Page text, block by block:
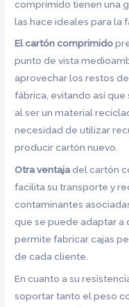
comprimido tienen una
las hace ideales para la
El cartón comprimido
punto de vista
aprovechar los restos
fábrica, evitando así que
al ser un material
necesidad de utilizar
producir cartón nuevo.
Otra ventajadel cartón
facilita su transporte y
contaminantes
que se puede adaptar a
permite fabricar cajas
de cada cliente.
En cuanto a su
soportar tanto el peso